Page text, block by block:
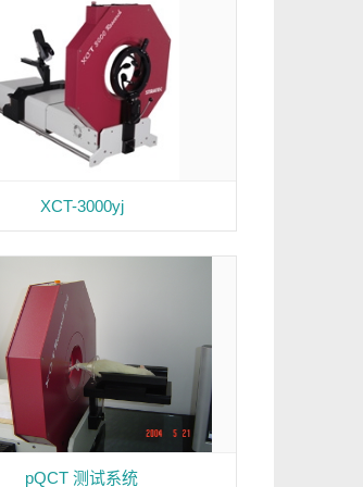
XCT-3000yj
pQCT 测试系统